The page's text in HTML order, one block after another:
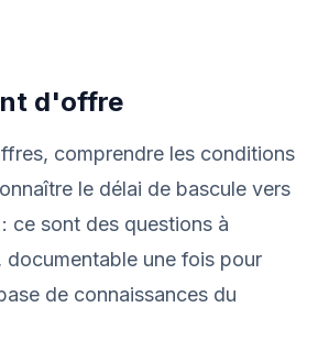
d'offre
comprendre les conditions
le délai de bascule vers
ce sont des questions à
documentable une fois pour
de connaissances du